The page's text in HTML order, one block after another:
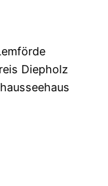
Diepholz